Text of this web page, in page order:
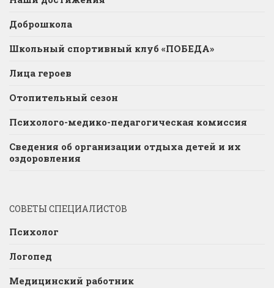
Доброшкола
Школьный спортивный клуб «ПОБЕДА»
Лица героев
Отопительный сезон
Психолого-медико-педагогическая комиссия
Сведения об организации отдыха детей и их
оздоровления
СОВЕТЫ СПЕЦИАЛИСТОВ
Психолог
Логопед
Медицинский работник